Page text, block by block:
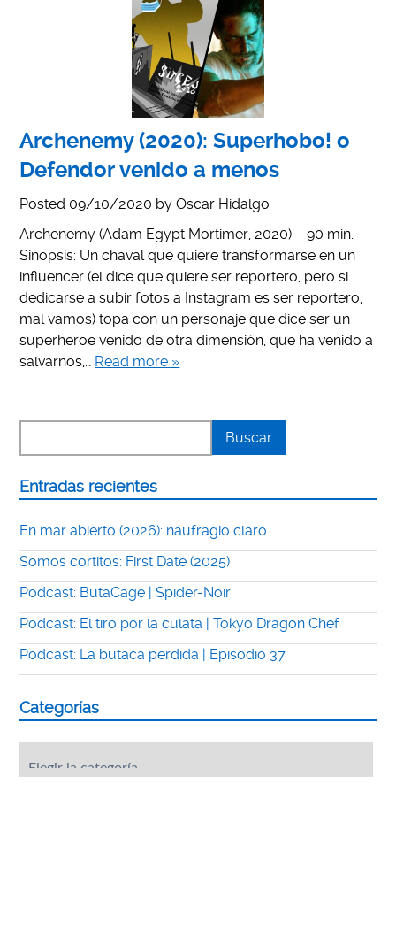
Archenemy (2020): Superhobo! o
Defendor venido a menos
Posted 09/10/2020 byOscar Hidalgo
Archenemy (Adam Egypt Mortimer, 2020) – 90 min. –
Sinopsis: Un chaval que quiere transformarse en un
influencer (el dice que quiere ser reportero, pero si
dedicarse a subir fotos a Instagram es ser reportero,
mal vamos) topa con un personaje que dice ser un
superheroe venido de otra dimensión, que ha venido a
salvarnos,… Read more »
Entradas recientes
En mar abierto (2026): naufragio claro
Somos cortitos: First Date (2025)
Podcast: ButaCage | Spider-Noir
Podcast: El tiro por la culata | Tokyo Dragon Chef
Podcast: La butaca perdida | Episodio 37
Categorías